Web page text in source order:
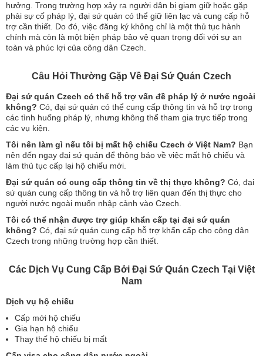
hưởng. Trong trường hợp xảy ra người dân bị giam giữ hoặc gặp
phải sự cố pháp lý, đại sứ quán có thể giữ liên lạc và cung cấp hỗ
trợ cần thiết. Do đó, việc đăng ký không chỉ là một thủ tục hành
chính mà còn là một biện pháp bảo vệ quan trọng đối với sự an
toàn và phúc lợi của công dân Czech.
Câu Hỏi Thường Gặp Về Đại Sứ Quán Czech
Đại sứ quán Czech có thể hỗ trợ vấn đề pháp lý ở nước ngoài
không? Có, đại sứ quán có thể cung cấp thông tin và hỗ trợ trong
các tình huống pháp lý, nhưng không thể tham gia trực tiếp trong
các vụ kiện.
Tôi nên làm gì nếu tôi bị mất hộ chiếu Czech ở Việt Nam? Bạn
nên đến ngay đại sứ quán để thông báo về việc mất hộ chiếu và
làm thủ tục cấp lại hộ chiếu mới.
Đại sứ quán có cung cấp thông tin về thị thực không? Có, đại
sứ quán cung cấp thông tin và hỗ trợ liên quan đến thị thực cho
người nước ngoài muốn nhập cảnh vào Czech.
Tôi có thể nhận được trợ giúp khẩn cấp tại đại sứ quán
không? Có, đại sứ quán cung cấp hỗ trợ khẩn cấp cho công dân
Czech trong những trường hợp cần thiết.
Các Dịch Vụ Cung Cấp Bởi Đại Sứ Quán Czech Tại Việt
Nam
Dịch vụ hộ chiếu
Cấp mới hộ chiếu
Gia hạn hộ chiếu
Thay thế hộ chiếu bị mất